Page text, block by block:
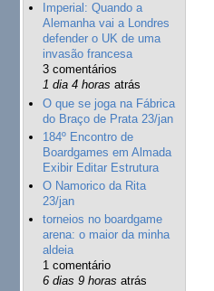
Imperial: Quando a
Alemanha vai a Londres
defender o UK de uma
invasão francesa
3 comentários
1 dia 4 horas atrás
O que se joga na Fábrica
do Braço de Prata 23/jan
184º Encontro de
Boardgames em Almada
Exibir Editar Estrutura
O Namorico da Rita
23/jan
torneios no boardgame
arena: o maior da minha
aldeia
1 comentário
6 dias 9 horas atrás